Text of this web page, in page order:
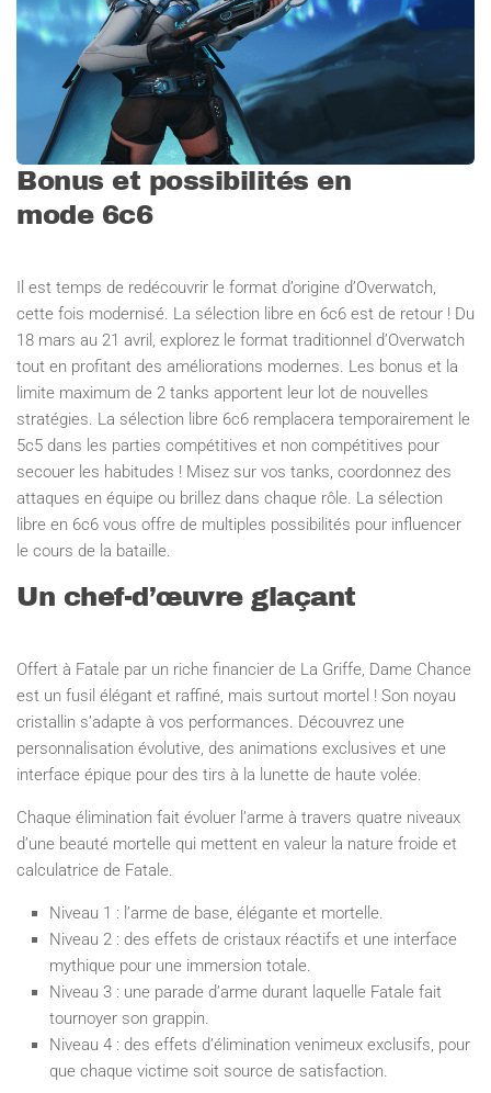
Bonus et possibilités en
mode 6c6
Il est temps de redécouvrir le format d’origine d’Overwatch,
cette fois modernisé. La sélection libre en 6c6 est de retour ! Du
18 mars au 21 avril, explorez le format traditionnel d’Overwatch
tout en profitant des améliorations modernes. Les bonus et la
limite maximum de 2 tanks apportent leur lot de nouvelles
stratégies. La sélection libre 6c6 remplacera temporairement le
5c5 dans les parties compétitives et non compétitives pour
secouer les habitudes ! Misez sur vos tanks, coordonnez des
attaques en équipe ou brillez dans chaque rôle. La sélection
libre en 6c6 vous offre de multiples possibilités pour influencer
le cours de la bataille.
Un chef-d’œuvre glaçant
Offert à Fatale par un riche financier de La Griffe, Dame Chance
est un fusil élégant et raffiné, mais surtout mortel ! Son noyau
cristallin s’adapte à vos performances. Découvrez une
personnalisation évolutive, des animations exclusives et une
interface épique pour des tirs à la lunette de haute volée.
Chaque élimination fait évoluer l’arme à travers quatre niveaux
d’une beauté mortelle qui mettent en valeur la nature froide et
calculatrice de Fatale.
Niveau 1 : l’arme de base, élégante et mortelle.
Niveau 2 : des effets de cristaux réactifs et une interface
mythique pour une immersion totale.
Niveau 3 : une parade d’arme durant laquelle Fatale fait
tournoyer son grappin.
Niveau 4 : des effets d’élimination venimeux exclusifs, pour
que chaque victime soit source de satisfaction.